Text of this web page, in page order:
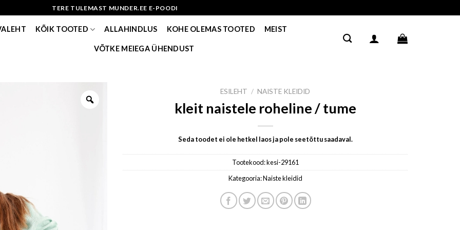
TERE TULEMAST MUNDER.EE E-POODI
KÕIK TOOTED ALLAHINDLUS KOHE OLEMAS TOOTED MEIST
VÕTKE MEIEGA ÜHENDUST
ESILEHT / NAISTE KLEIDID
kleit naistele roheline / tume
Seda toodet ei ole hetkel laos ja pole seetõttu saadaval.
Tootekood:kesi-29161
Kategooria:Naiste kleidid